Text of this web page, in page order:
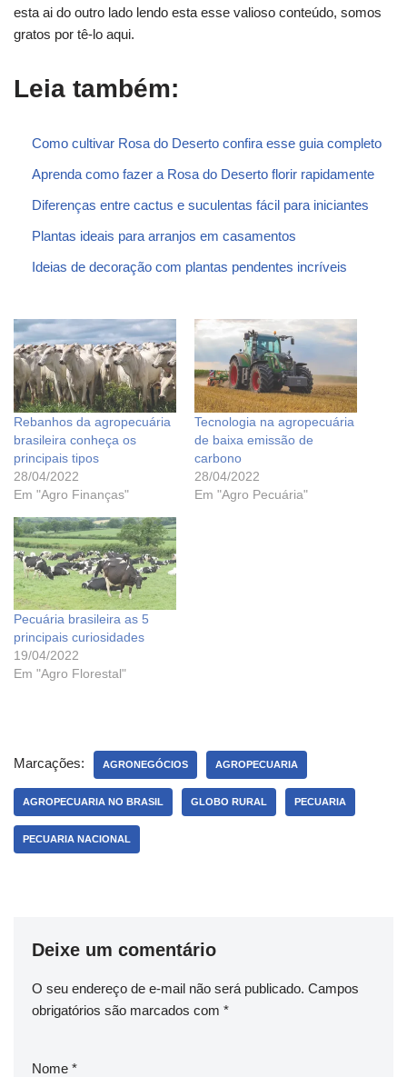
esta ai do outro lado lendo esta esse valioso conteúdo, somos
gratos por tê-lo aqui.
Leia também:
Como cultivar Rosa do Deserto confira esse guia completo
Aprenda como fazer a Rosa do Deserto florir rapidamente
Diferenças entre cactus e suculentas fácil para iniciantes
Plantas ideais para arranjos em casamentos
Ideias de decoração com plantas pendentes incríveis
Rebanhos da agropecuária
brasileira conheça os
principais tipos
28/04/2022
Em "Agro Finanças"
Tecnologia na agropecuária
de baixa emissão de
carbono
28/04/2022
Em "Agro Pecuária"
Pecuária brasileira as 5
principais curiosidades
19/04/2022
Em "Agro Florestal"
Marcações: AGRONEGÓCIOS AGROPECUARIA
AGROPECUARIA NO BRASIL GLOBO RURAL PECUARIA
PECUARIA NACIONAL
Deixe um comentário
O seu endereço de e-mail não será publicado. Campos
obrigatórios são marcados com *
Nome *